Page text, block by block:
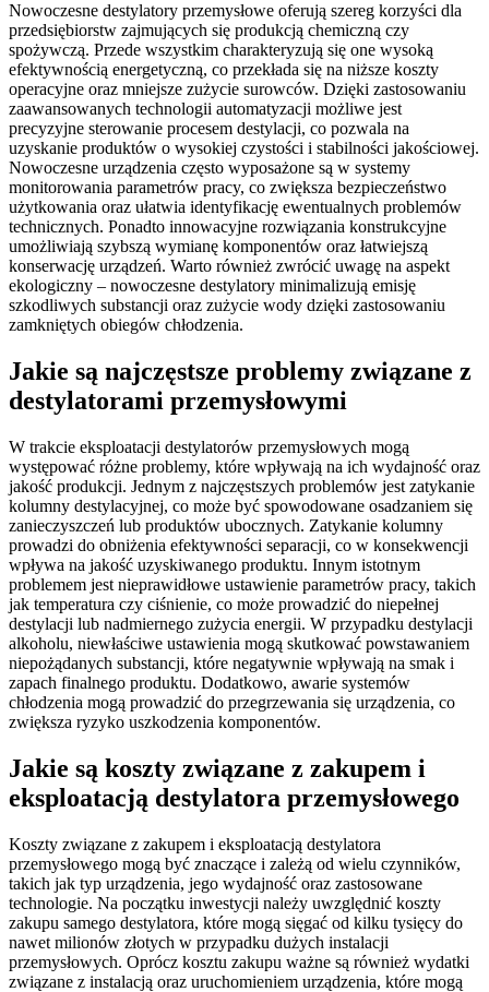
Nowoczesne destylatory przemysłowe oferują szereg korzyści dla
przedsiębiorstw zajmujących się produkcją chemiczną czy
spożywczą. Przede wszystkim charakteryzują się one wysoką
efektywnością energetyczną, co przekłada się na niższe koszty
operacyjne oraz mniejsze zużycie surowców. Dzięki zastosowaniu
zaawansowanych technologii automatyzacji możliwe jest
precyzyjne sterowanie procesem destylacji, co pozwala na
uzyskanie produktów o wysokiej czystości i stabilności jakościowej.
Nowoczesne urządzenia często wyposażone są w systemy
monitorowania parametrów pracy, co zwiększa bezpieczeństwo
użytkowania oraz ułatwia identyfikację ewentualnych problemów
technicznych. Ponadto innowacyjne rozwiązania konstrukcyjne
umożliwiają szybszą wymianę komponentów oraz łatwiejszą
konserwację urządzeń. Warto również zwrócić uwagę na aspekt
ekologiczny – nowoczesne destylatory minimalizują emisję
szkodliwych substancji oraz zużycie wody dzięki zastosowaniu
zamkniętych obiegów chłodzenia.
Jakie są najczęstsze problemy związane z
destylatorami przemysłowymi
W trakcie eksploatacji destylatorów przemysłowych mogą
występować różne problemy, które wpływają na ich wydajność oraz
jakość produkcji. Jednym z najczęstszych problemów jest zatykanie
kolumny destylacyjnej, co może być spowodowane osadzaniem się
zanieczyszczeń lub produktów ubocznych. Zatykanie kolumny
prowadzi do obniżenia efektywności separacji, co w konsekwencji
wpływa na jakość uzyskiwanego produktu. Innym istotnym
problemem jest nieprawidłowe ustawienie parametrów pracy, takich
jak temperatura czy ciśnienie, co może prowadzić do niepełnej
destylacji lub nadmiernego zużycia energii. W przypadku destylacji
alkoholu, niewłaściwe ustawienia mogą skutkować powstawaniem
niepożądanych substancji, które negatywnie wpływają na smak i
zapach finalnego produktu. Dodatkowo, awarie systemów
chłodzenia mogą prowadzić do przegrzewania się urządzenia, co
zwiększa ryzyko uszkodzenia komponentów.
Jakie są koszty związane z zakupem i
eksploatacją destylatora przemysłowego
Koszty związane z zakupem i eksploatacją destylatora
przemysłowego mogą być znaczące i zależą od wielu czynników,
takich jak typ urządzenia, jego wydajność oraz zastosowane
technologie. Na początku inwestycji należy uwzględnić koszty
zakupu samego destylatora, które mogą sięgać od kilku tysięcy do
nawet milionów złotych w przypadku dużych instalacji
przemysłowych. Oprócz kosztu zakupu ważne są również wydatki
związane z instalacją oraz uruchomieniem urządzenia, które mogą